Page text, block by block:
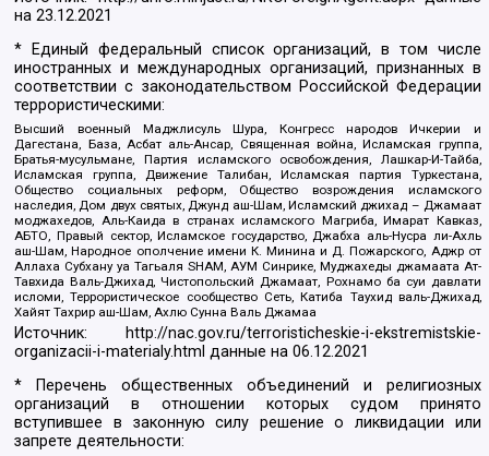
на23.12.2021
* Единый федеральный список организаций, в том числе
иностранных и международных организаций, признанных в
соответствии с законодательством Российской Федерации
террористическими:
Высший военный Маджлисуль Шура, Конгресс народов Ичкерии и
Дагестана, База, Асбат аль-Ансар, Священная война, Исламская группа,
Братья-мусульмане, Партия исламского освобождения, Лашкар-И-Тайба,
Исламская группа, Движение Талибан, Исламская партия Туркестана,
Общество социальных реформ, Общество возрождения исламского
наследия, Дом двух святых, Джунд аш-Шам, Исламский джихад – Джамаат
моджахедов, Аль-Каида в странах исламского Магриба, Имарат Кавказ,
АБТО, Правый сектор, Исламское государство, Джабха аль-Нусра ли-Ахль
аш-Шам, Народное ополчение имени К. Минина и Д. Пожарского, Аджр от
Аллаха Субхану уа Тагьаля SHAM, АУМ Синрике, Муджахеды джамаата Ат-
Тавхида Валь-Джихад, Чистопольский Джамаат, Рохнамо ба суи давлати
исломи, Террористическое сообщество Сеть, Катиба Таухид валь-Джихад,
Хайят Тахрир аш-Шам, Ахлю Сунна Валь Джамаа
Источник:
http://nac.gov.ru/terroristicheskie-i-ekstremistskie-
organizacii-i-materialy.html данные на06.12.2021
* Перечень общественных объединений и религиозных
организаций в отношении которых судом принято
вступившее в законную силу решение о ликвидации или
запрете деятельности: